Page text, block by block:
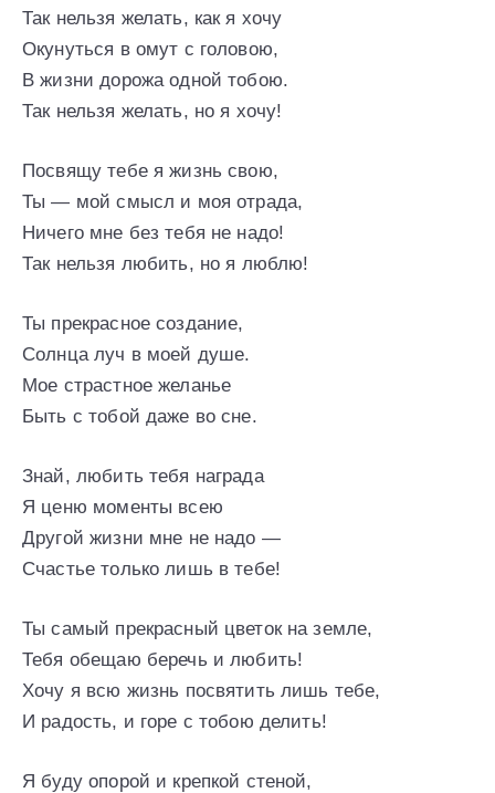
Так нельзя желать, как я хочу
Окунуться в омут с головою,
В жизни дорожа одной тобою.
Так нельзя желать, но я хочу!
Посвящу тебе я жизнь свою,
Ты — мой смысл и моя отрада,
Ничего мне без тебя не надо!
Так нельзя любить, но я люблю!
Ты прекрасное создание,
Солнца луч в моей душе.
Мое страстное желанье
Быть с тобой даже во сне.
Знай, любить тебя награда
Я ценю моменты всею
Другой жизни мне не надо —
Счастье только лишь в тебе!
Ты самый прекрасный цветок на земле,
Тебя обещаю беречь и любить!
Хочу я всю жизнь посвятить лишь тебе,
И радость, и горе с тобою делить!
Я буду опорой и крепкой стеной,